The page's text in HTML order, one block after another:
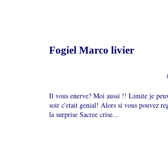
Fogiel Marco livier
Il vous enerve? Moi aussi !! Limite je
soir c'etait genial! Alors si vous pouvez
la surprise Sacree crise...